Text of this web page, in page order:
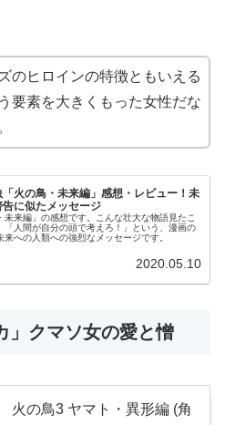
のヒロインの特徴ともいえる
要素を大きくもった女性だな
「火の鳥・未来編」感想・レビュー！未
告に似たメッセージ
未来編」の感想です。こんな壮大な物語見たこ
人間が自分の頭で考えろ！」という、漫画の
来への人類への強烈なメッセージです。
2020.05.10
」クマソ女の愛と憎
火の鳥3 ヤマト・異形編 (角